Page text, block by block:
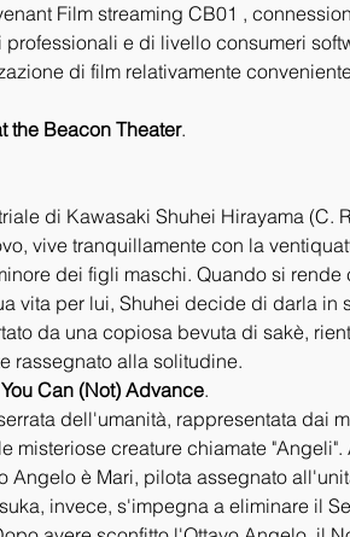
Film streaming CB01 ,
professionali e di livello consumeri
di film relativamente
the Beacon Theater.
di Kawasaki Shuhei Hirayama (C.
vive tranquillamente con la
dei figli maschi. Quando si
vita per lui, Shuhei decide di darla in
da una copiosa bevuta di sakè,
rassegnato alla solitudine.
Can (Not) Advance.
dell'umanità, rappresentata dai
misteriose creature chiamate
Angelo è Mari, pilota assegnato
invece, s'impegna a eliminare il